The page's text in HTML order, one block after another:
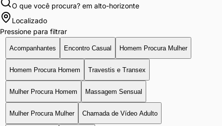
O que você procura? em alto-horizonte
Localizado
Pressione para filtrar
Acompanhantes Encontro Casual Homem Procura Mulher
Homem Procura Homem Travestis e Transex
Mulher Procura Homem Massagem Sensual
Mulher Procura Mulher Chamada de Vídeo Adulto